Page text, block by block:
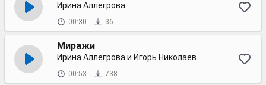
Ирина Аллегрова
00:30 36
Миражи
Ирина Аллегрова и Игорь Николаев
00:53 738